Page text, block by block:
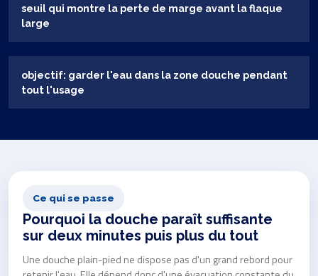
seuil qui montre la perte de marge avant la flaque
large
objectif: garder l'eau dans la zone douche pendant
tout l'usage
Ce qui se passe
Pourquoi la douche paraît suffisante
sur deux minutes puis plus du tout
Une douche plain-pied ne dispose pas d'un grand rebord pour